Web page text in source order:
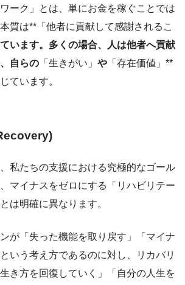
ーク」とは、単にお金を稼ぐことでは
質は**「他者に貢献して感謝されるこ
います。多くの場合、人は他者へ貢献
自らの 「生きがい」 や 「存在価値」**
ています。
、私たちの支援における究極的なゴール
マイナスをゼロにする「リハビリテー
は明確に異なります。
が「失った機能を取り戻す」「マイナ
いう考え方であるのに対し、リカバリ
き方を回復していく」「自分の人生を